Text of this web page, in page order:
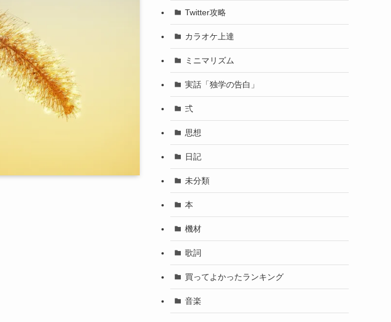
Twitter攻略
カラオケ上達
ミニマリズム
実話「独学の告白」
弍
思想
日記
未分類
本
機材
歌詞
買ってよかったランキング
音楽